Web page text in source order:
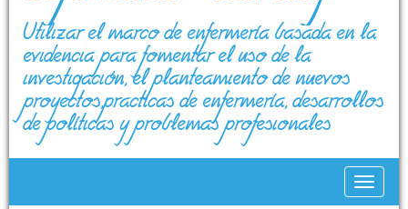
Utilizar el marco de enfermería basada en la
evidencia para fomentar el uso de la
investigación, el planteamiento de nuevos
proyectos,prácticas de enfermería, desarrollos
de políticas y problemas profesionales